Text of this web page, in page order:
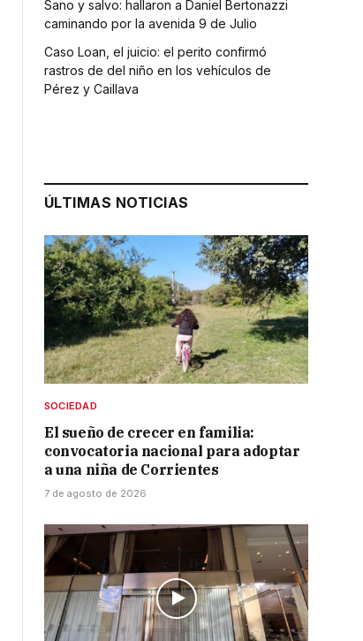
Sano y salvo: hallaron a Daniel Bertonazzi
caminando por la avenida 9 de Julio
Caso Loan, el juicio: el perito confirmó
rastros de del niño en los vehículos de
Pérez y Caillava
ÚLTIMAS NOTICIAS
SOCIEDAD
El sueño de crecer en familia:
convocatoria nacional para adoptar
a una niña de Corrientes
7 de agosto de 2026